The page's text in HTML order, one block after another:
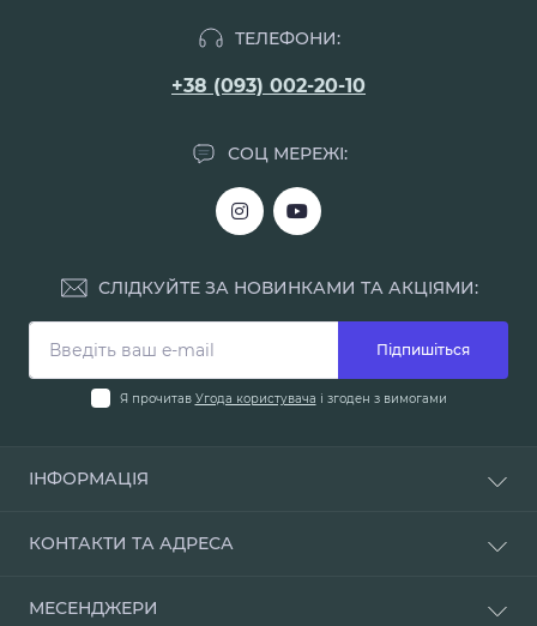
ТЕЛЕФОНИ:
+38 (093) 002-20-10
СОЦ МЕРЕЖІ:
СЛІДКУЙТЕ ЗА НОВИНКАМИ ТА АКЦІЯМИ:
Підпишіться
Я прочитав Угода користувача і згоден з вимогами
ІНФОРМАЦІЯ
Про нас
Наші магазини
КОНТАКТИ ТА АДРЕСА
МЕСЕНДЖЕРИ